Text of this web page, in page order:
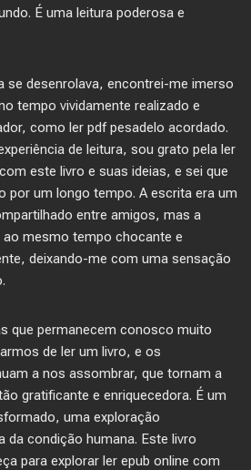
É uma leitura poderosa e
se desenrolava, encontrei-me imerso
tempo vividamente realizado e
como ler pdf pesadelo acordado.
de leitura, sou grato pela ler
este livro e suas ideias, e sei que
por um longo tempo. A escrita era um
entre amigos, mas a
ao mesmo tempo chocante e
deixando-me com uma sensação
que permanecem conosco muito
de ler um livro, e os
a nos assombrar, que tornam a
gratificante e enriquecedora. É um
uma exploração
da condição humana. Este livro
para explorar ler epub online com